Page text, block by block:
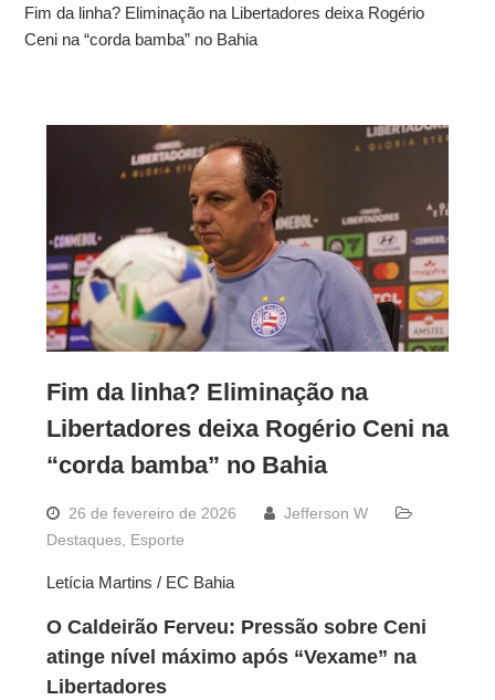
Operação Ágio: Ação policial na Bahia prende 14
suspeitos e mira rede ligada a ‘Zói de Gato’, do
Fim da linha? Eliminação na Libertadores deixa Rogério
Ceni na “corda bamba” no Bahia
Fim da linha? Eliminação na
Libertadores deixa Rogério Ceni na
“corda bamba” no Bahia
26 de fevereiro de 2026
Jefferson W
Destaques, Esporte
Letícia Martins / EC Bahia
O Caldeirão Ferveu: Pressão sobre Ceni
atinge nível máximo após “Vexame” na
Libertadores